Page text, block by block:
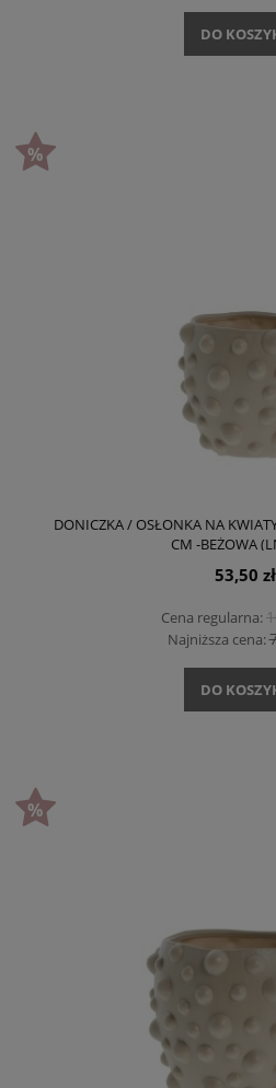
DO
DONICZKA / OSŁONKA NA
CM -BEŻOWA
53,50 zł
Cena regularna:
Najniższa cena:
DO